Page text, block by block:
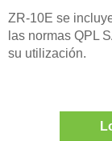
ZR-10E se
las normas QPL
su utilización.